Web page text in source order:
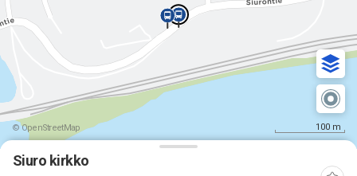
© OpenStreetMap 100 m
Siuro kirkko